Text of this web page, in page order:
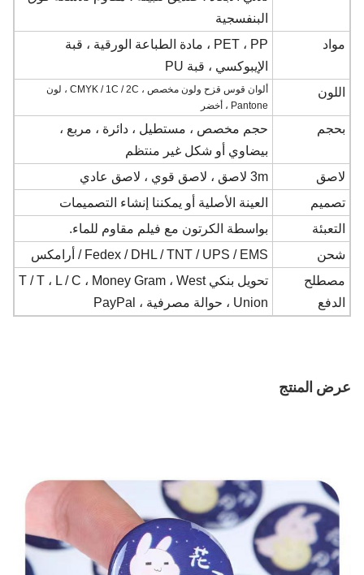
البنفسجية
مواد
PET ، PP ، مادة الطباعة الورقية ، قبة
الإيبوكسي ، قبة PU
اللون
ألوان قوس قزح ولون مخصص ، CMYK / 1C / 2C ، لون
Pantone ، أخضر
بحجم
حجم مخصص ، مستطيل ، دائرة ، مربع ،
بيضاوي أو شكل غير منتظم
لاصق
3m لاصق ، لاصق قوي ، لاصق عادي
تصميم
العينة الأصلية أو يمكننا إنشاء التصميمات
التعبئة
بواسطة الكرتون مع فيلم مقاوم للماء.
شحن
Fedex / DHL / TNT / UPS / EMS / أرامكس
مصطلح
الدفع
تحويل بنكي T / T ، L / C ، Money Gram ، West
Union ، حوالة مصرفية ، PayPal
عرض المنتج